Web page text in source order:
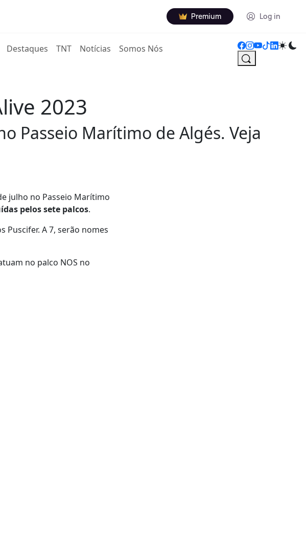
Premium Log in
Destaques TNT Notícias Somos Nós
2023
Passeio Marítimo de Algés. Veja
julho no Passeio Marítimo
pelos sete palcos.
Puscifer. A 7, serão nomes
no palco NOS no